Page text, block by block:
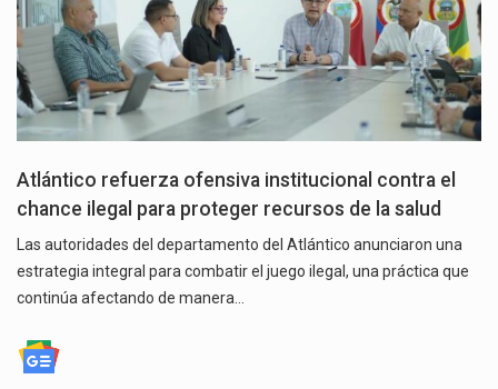
Atlántico refuerza ofensiva institucional contra el
chance ilegal para proteger recursos de la salud
Las autoridades del departamento del Atlántico anunciaron una
estrategia integral para combatir el juego ilegal, una práctica que
continúa afectando de manera…